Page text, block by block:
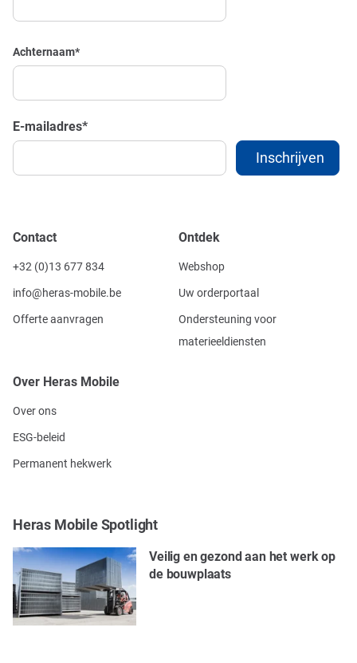
Achternaam*
E-mailadres*
Contact
+32 (0)13 677 834
info@heras-mobile.be
Offerte aanvragen
Ontdek
Webshop
Uw orderportaal
Ondersteuning voor
materieeldiensten
Over Heras Mobile
Over ons
ESG-beleid
Permanent hekwerk
Heras Mobile Spotlight
Veilig en gezond aan het werk op
de bouwplaats